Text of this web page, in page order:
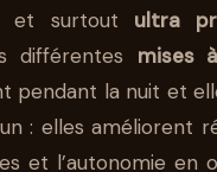
et surtout ultra
différentes mises
pendant la nuit et
: elles améliorent
et l’autonomie en